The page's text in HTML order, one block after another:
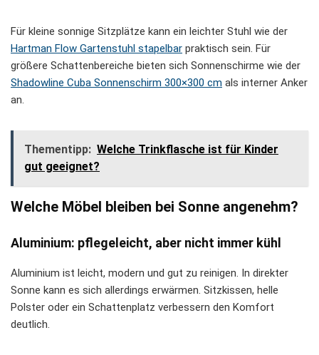
Für kleine sonnige Sitzplätze kann ein leichter Stuhl wie der
Hartman Flow Gartenstuhl stapelbar praktisch sein. Für
größere Schattenbereiche bieten sich Sonnenschirme wie der
Shadowline Cuba Sonnenschirm 300×300 cm als interner Anker
an.
Thementipp: Welche Trinkflasche ist für Kinder
gut geeignet?
Welche Möbel bleiben bei Sonne angenehm?
Aluminium: pflegeleicht, aber nicht immer kühl
Aluminium ist leicht, modern und gut zu reinigen. In direkter
Sonne kann es sich allerdings erwärmen. Sitzkissen, helle
Polster oder ein Schattenplatz verbessern den Komfort
deutlich.